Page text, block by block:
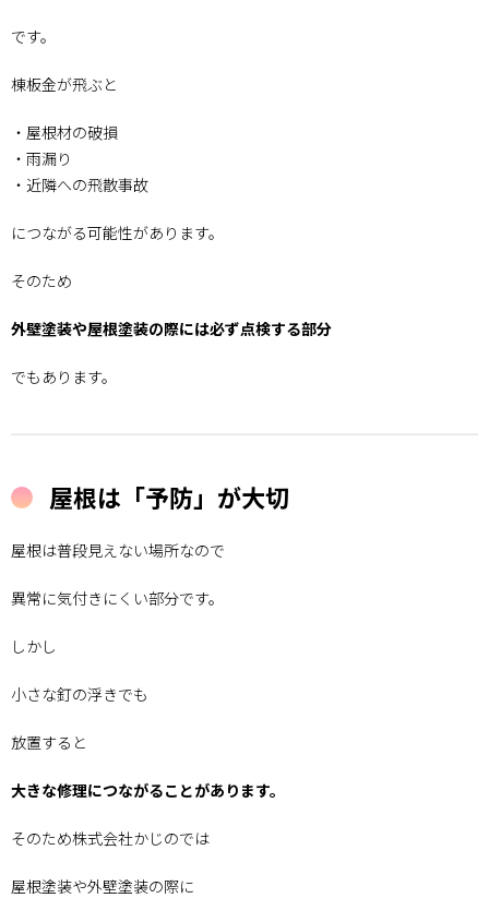
です。
棟板金が飛ぶと
・屋根材の破損
・雨漏り
・近隣への飛散事故
につながる可能性があります。
そのため
外壁塗装や屋根塗装の際には必ず点検する部分
でもあります。
屋根は「予防」が大切
屋根は普段見えない場所なので
異常に気付きにくい部分です。
しかし
小さな釘の浮きでも
放置すると
大きな修理につながることがあります。
そのため株式会社かじのでは
屋根塗装や外壁塗装の際に